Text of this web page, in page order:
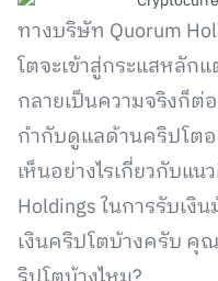
ทางบริษัท Quorum
โตจะเข้าสู่กระแสหลัก
กลายเป็นความจริงก็ต่
กำกับดูแลด้านคริปโต
เห็นอย่างไรเกี่ยวกับแ
Holdings ในการรับเงิ
เงินคริปโตบ้างครับ คุ